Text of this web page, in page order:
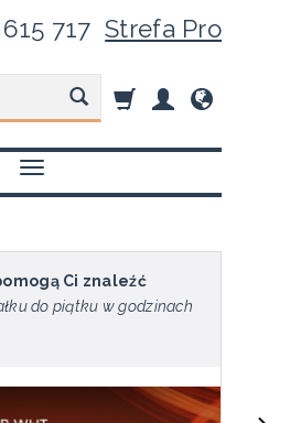
615 717Strefa Pro
Ci znaleźć
do piątku w godzinach